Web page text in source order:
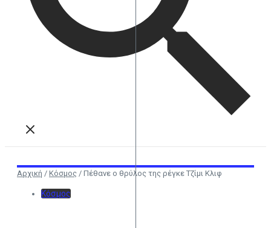
Αρχική / Κόσμος / Πέθανε ο θρύλος της ρέγκε Τζίμι Κλιφ
Κόσμος